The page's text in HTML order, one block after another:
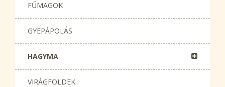
FŰMAGOK
GYEPÁPOLÁS
HAGYMA
VIRÁGFÖLDEK